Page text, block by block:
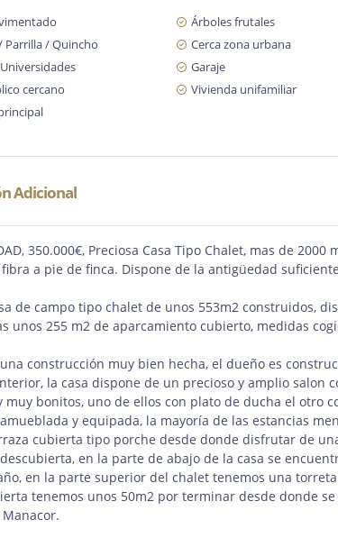
Árboles frutales
Parrilla / Quincho
Cerca zona urbana
Garaje
cercano
Vivienda unifamiliar
Adicional
350.000€, Preciosa Casa Tipo Chalet, mas de
a pie de finca. Dispone de la antigüedad
de campo tipo chalet de unos 553m2 construidos,
unos 255 m2 de aparcamiento cubierto, medidas
construcción muy bien hecha, el dueño es
la casa dispone de un precioso y amplio salon
muy bonitos, uno de ellos con plato de ducha el otro
y equipada, la mayoría de las estancias
cubierta tipo porche desde donde disfrutar de
en la parte de abajo de la casa se
en la parte superior del chalet tenemos una
tenemos unos 50m2 por terminar desde donde